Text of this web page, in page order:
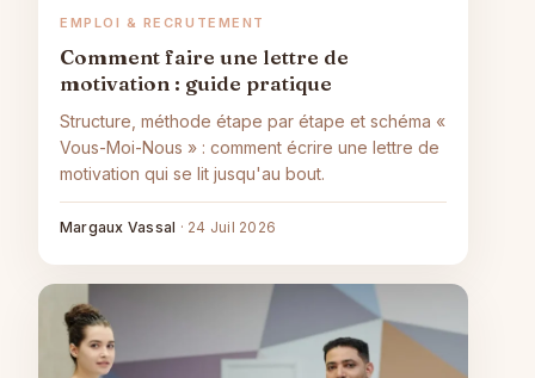
EMPLOI & RECRUTEMENT
Comment faire une lettre de
motivation : guide pratique
Structure, méthode étape par étape et schéma «
Vous-Moi-Nous » : comment écrire une lettre de
motivation qui se lit jusqu'au bout.
Margaux Vassal · 24 Juil 2026